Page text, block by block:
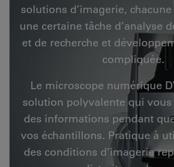
solutions d’imagerie,
une certaine tâche d’analyse
et de recherche et
compliquée.
Le microscope numérique
solution polyvalente qui
des informations pendant
vos échantillons. Pratique à
des conditions d’imagerie